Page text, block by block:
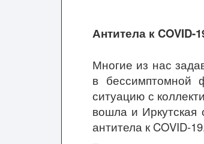
Антитела к
Многие из нас
в бессимптомной
ситуацию с
вошла и Иркутская
антитела к COVID-